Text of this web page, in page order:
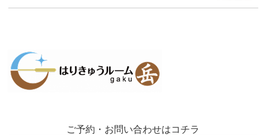
ご予約・お問い合わせはコチラ